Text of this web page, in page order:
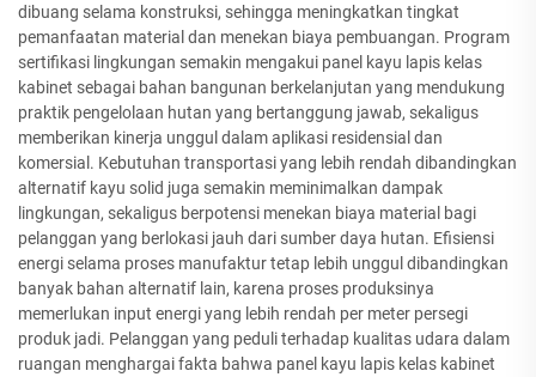
dibuang selama konstruksi, sehingga meningkatkan tingkat
pemanfaatan material dan menekan biaya pembuangan. Program
sertifikasi lingkungan semakin mengakui panel kayu lapis kelas
kabinet sebagai bahan bangunan berkelanjutan yang mendukung
praktik pengelolaan hutan yang bertanggung jawab, sekaligus
memberikan kinerja unggul dalam aplikasi residensial dan
komersial. Kebutuhan transportasi yang lebih rendah dibandingkan
alternatif kayu solid juga semakin meminimalkan dampak
lingkungan, sekaligus berpotensi menekan biaya material bagi
pelanggan yang berlokasi jauh dari sumber daya hutan. Efisiensi
energi selama proses manufaktur tetap lebih unggul dibandingkan
banyak bahan alternatif lain, karena proses produksinya
memerlukan input energi yang lebih rendah per meter persegi
produk jadi. Pelanggan yang peduli terhadap kualitas udara dalam
ruangan menghargai fakta bahwa panel kayu lapis kelas kabinet